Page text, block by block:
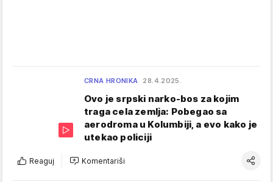
CRNA HRONIKA 28.4.2025.
Ovo je srpski narko-bos za kojim
traga cela zemlja: Pobegao sa
aerodroma u Kolumbiji, a evo kako je
utekao policiji
Reaguj Komentariši